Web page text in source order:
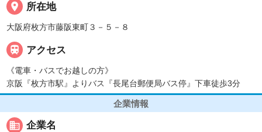
place 所在地
大阪府枚方市藤阪東町３－５－８
 アクセス
《電車・バスでお越しの方》
京阪『枚方市駅』よりバス『長尾台郵便局バス停』下車徒歩3分
企業情報
business 企業名